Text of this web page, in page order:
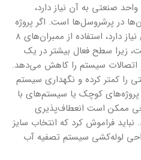
صنعتی به آن نیاز دارد،
در پرشروسل‌ها است. اگر پروژه
شما به ظرفیت تولید بسیار بالایی نیاز دارد، استفاده از ممبران‌های ۸
زیرا سطح فعال بیشتر در یک
اتصالات سیستم را کاهش می‌دهد.
کمتر کرده و نگهداری سیستم
پروژه‌های کوچک یا سیستم‌های با
ممبران‌های ۴ اینچی ممکن است انعطاف‌پذیری
فراموش کرد که انتخاب سایز
لوله‌کشی سیستم تصفیه آب